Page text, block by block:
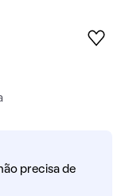
precisa de